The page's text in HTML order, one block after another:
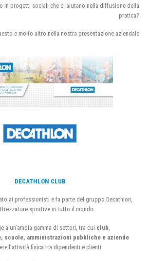
in progetti sociali che ci aiutano nella diffusione della
pratica?
e molto altro nella nostra presentazione aziendale
DECATHLON CLUB
ai professionisti e fa parte del gruppo Decathlon,
sportive in tutto il mondo.
a un’ampia gamma di settori, tra cui club
scuole, amministrazioni pubbliche e aziende
l’attività fisica tra dipendenti e clienti.